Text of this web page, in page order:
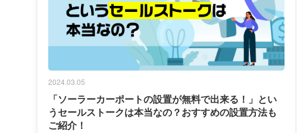
2024.03.05
「ソーラーカーポートの設置が無料で出来る！」とい
うセールストークは本当なの？おすすめの設置方法も
ご紹介！